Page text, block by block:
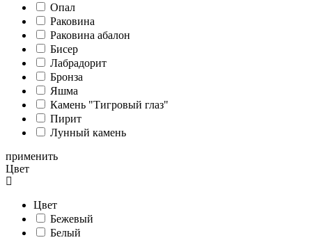
Опал
Раковина
Раковина абалон
Бисер
Лабрадорит
Бронза
Яшма
Камень "Тигровый глаз"
Пирит
Лунный камень
применить
Цвет
Цвет
Бежевый
Белый